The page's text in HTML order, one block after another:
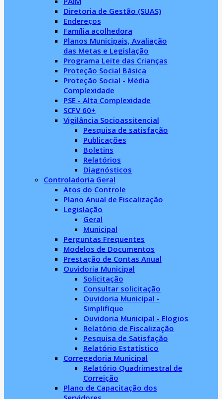
Diretoria de Gestão (SUAS)
Endereços
Família acolhedora
Planos Municipais, Avaliação
das Metas e Legislação
Programa Leite das Crianças
Proteção Social Básica
Proteção Social - Média
Complexidade
PSE - Alta Complexidade
SCFV 60+
Vigilância Socioassitencial
Pesquisa de satisfação
Publicações
Boletins
Relatórios
Diagnósticos
Controladoria Geral
Atos do Controle
Plano Anual de Fiscalização
Legislação
Geral
Municipal
Perguntas Frequentes
Modelos de Documentos
Prestação de Contas Anual
Ouvidoria Municipal
Solicitação
Consultar solicitação
Ouvidoria Municipal -
Simplifique
Ouvidoria Municipal - Elogios
Relatório de Fiscalização
Pesquisa de Satisfação
Relatório Estatístico
Corregedoria Municipal
Relatório Quadrimestral de
Correição
Plano de Capacitação dos